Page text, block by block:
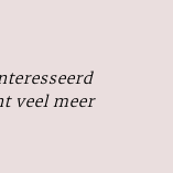
veel meer